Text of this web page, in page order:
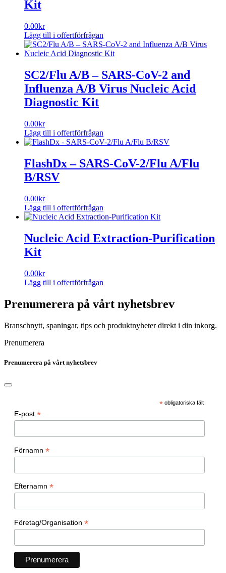
Kit
0.00kr
Lägg till i offertförfrågan
SC2/Flu A/B – SARS-CoV-2 and
Influenza A/B Virus Nucleic Acid
Diagnostic Kit
0.00kr
Lägg till i offertförfrågan
FlashDx – SARS-CoV-2/Flu A/Flu
B/RSV
0.00kr
Lägg till i offertförfrågan
Nucleic Acid Extraction-Purification
Kit
0.00kr
Lägg till i offertförfrågan
Prenumerera på vårt nyhetsbrev
Branschnytt, spaningar, tips och produktnyheter direkt i din inkorg.
Prenumerera
Prenumerera på vårt nyhetsbrev
* obligatoriska fält
E-post *
Förnamn *
Efternamn *
Företag/Organisation *